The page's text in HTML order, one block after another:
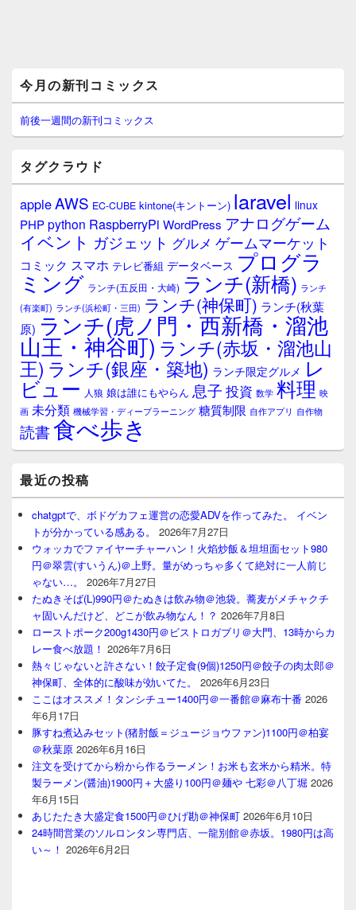
イ
ン
サ
イ
ウ
ィ
ジ
ェ
ア
今月の新刊コミックス
前後一週間の新刊コミックス
タグクラウド
appleAWS EC-CUBE kintone(キントーン) laravel linux
PHPpython RaspberryPi WordPress アナログゲーム
イベント ガジェット グルメ ゲームマーケット
コミック スマホ テレビ番組 データベース プログラ
ミング ランチ(五反田・大崎) ランチ(新橋) ランチ
(有楽町) ランチ(浜松町・三田) ランチ(神保町) ランチ(秋葉
原) ランチ(虎ノ門・西新橋・溜池
山王・神谷町) ランチ(赤坂・溜池山
王) ランチ(銀座・築地) ランチ限定グルメ レ
ビュー 人狼 娘は誰にもやらん 息子 投資 数学 料理 映
画 未分類 機械学習・ディープラーニング 糖質制限 自作アプリ 自作物
読書食べ歩き
最近の投稿
chatgptで、ボドゲカフェ運営の恋愛ADVを作ってみた。 イベン
トが分かっている感ある。
2026年7月27日
ウォッカでファイヤーチャーハン！火焰炒飯＆坦坦面セット980
円＠翠雲(すいうん)＠上野。量がめっちゃ多くて絶対に一人前じ
ゃない…。
2026年7月27日
たぬきそば(L)990円＠たぬきは飲み物＠池袋。蕎麦がメチャクチ
ャ固いんだけど、どこが飲み物なん！？ 2026年7月8日
ローストポーク200g1430円＠ビストロガブリ＠大門、13時からカ
レー食べ放題！ 2026年7月6日
熱々じゃないと許さない！餃子定食(9個)1250円＠餃子の肉太郎＠
神保町、全体的に酸味が効いてた。
2026年6月23日
ここはオススメ！タンシチュー1400円＠一番館＠麻布十番 2026
年6月17日
豚すね煮込みセット(猪肘飯＝ジュージョウファン)1100円＠柏宴
＠秋葉原 2026年6月16日
注文を受けてから粉から作るラーメン！お米も玄米から精米。特
製ラーメン(醤油)1900円＋大盛り100円＠麺や 七彩＠八丁堀 2026
年6月15日
あじたたき大盛定食1500円＠ひげ勘＠神保町 2026年6月10日
24時間営業のソルロンタン専門店、一龍別館＠赤坂。1980円は高
い～！ 2026年6月2日